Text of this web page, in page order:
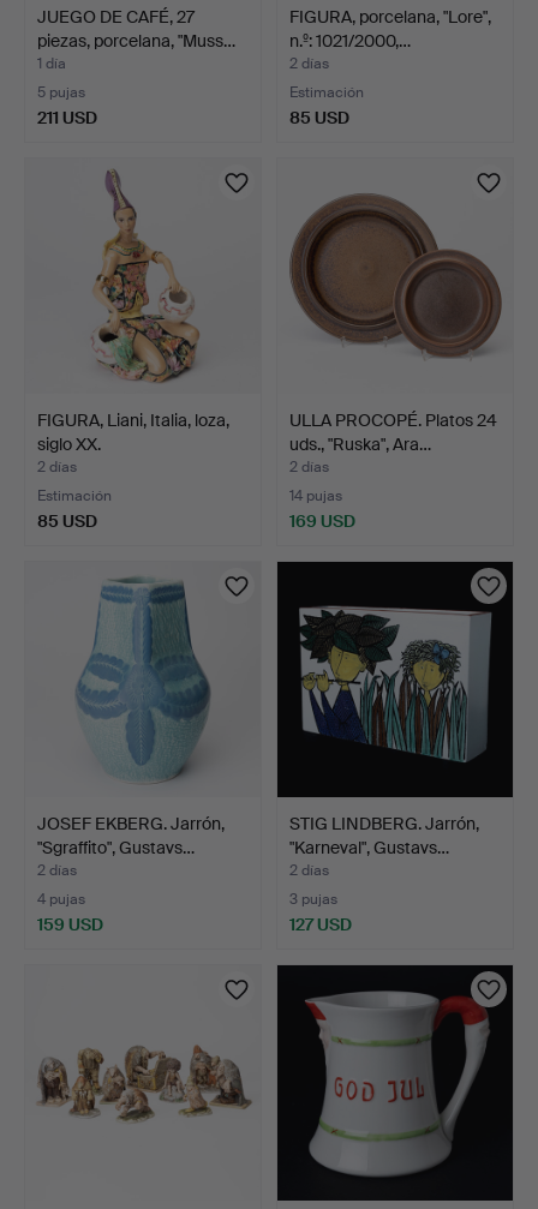
JUEGO DE CAFÉ, 27
piezas, porcelana, "Muss…
1 día
5 pujas
211 USD
FIGURA, porcelana, "Lore",
n.º: 1021/2000,…
2 días
Estimación
85 USD
FIGURA, Liani, Italia, loza,
siglo XX.
2 días
Estimación
85 USD
ULLA PROCOPÉ. Platos 24
uds., "Ruska", Ara…
2 días
14 pujas
169 USD
JOSEF EKBERG. Jarrón,
"Sgraffito", Gustavs…
2 días
4 pujas
159 USD
STIG LINDBERG. Jarrón,
"Karneval", Gustavs…
2 días
3 pujas
127 USD